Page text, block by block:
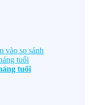
vào so sánh
tuổi